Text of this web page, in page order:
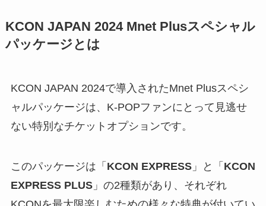
KCON JAPAN 2024 Mnet Plusスペシャル
パッケージとは
KCON JAPAN 2024で導入されたMnet Plusスペシ
ャルパッケージは、K-POPファンにとって見逃せ
ない特別なチケットオプションです。
このパッケージは「 KCON EXPRESS」と「 KCON
EXPRESS PLUS」の2種類があり、それぞれ